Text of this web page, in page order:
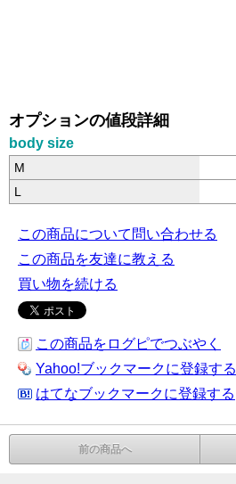
オプションの値段詳細
body size
M
L
この商品について問い合わせる
この商品を友達に教える
買い物を続ける
この商品をログピでつぶやく
Yahoo!ブックマークに登録する
はてなブックマークに登録する
前の商品へ